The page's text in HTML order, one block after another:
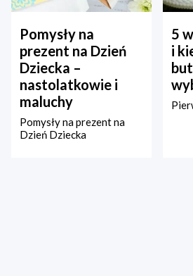
Pomysły na
prezent na Dzień
Dziecka –
nastolatkowie i
maluchy
Pomysły na prezent na
Dzień Dziecka
5
i